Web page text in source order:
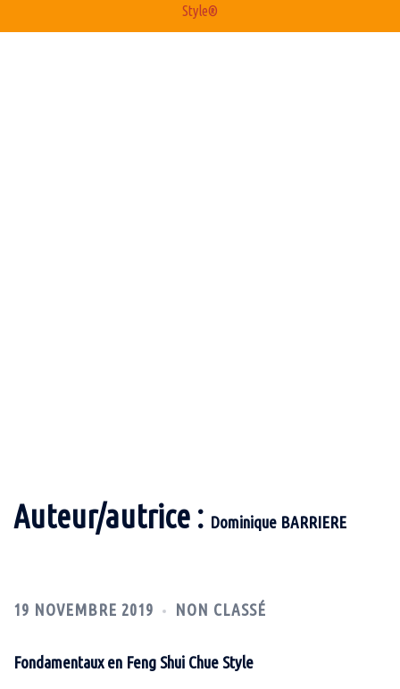
Style®
Auteur/autrice : Dominique BARRIERE
19 NOVEMBRE 2019 NON CLASSÉ
Fondamentaux en Feng Shui Chue Style